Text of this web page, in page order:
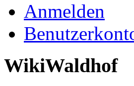
Anmelden
WikiWaldhof